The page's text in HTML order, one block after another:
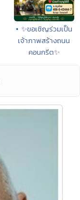
• ✨ขอเชิญร่วมเป็น
เจ้าภาพสร้างถนน
คอนกรีต✨